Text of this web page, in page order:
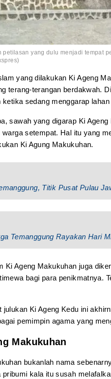
petilasan yang dulu menjadi tempat
yang dilakukan Ki Ageng
terang-terangan berdakwah.
sedang menggarap lahan
sawah yang digarap Ki
warga setempat. Hal itu yang
Ki Agung Makukuhan.
Titik Pusat Pulau
Temanggung Rayakan Hari
Ki Ageng Makukuhan juga
bagi para penikmatnya.
julukan Ki Ageng Kedu ini
pemimpin agama yang
Makukuhan
bukanlah nama
pribumi kala itu susah